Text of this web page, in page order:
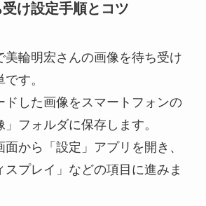
け設定手順とコツ
美輪明宏さんの画像を待ち受け
す。
ドした画像をスマートフォンの
」フォルダに保存します。
から「設定」アプリを開き、
スプレイ」などの項目に進みま